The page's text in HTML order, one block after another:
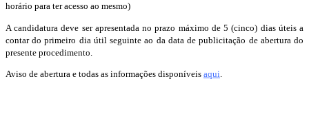
horário para ter acesso ao mesmo)
A candidatura deve ser apresentada no prazo máximo de 5 (cinco) dias úteis a
contar do primeiro dia útil seguinte ao da data de publicitação de abertura do
presente procedimento.
Aviso de abertura e todas as informações disponíveis aqui.